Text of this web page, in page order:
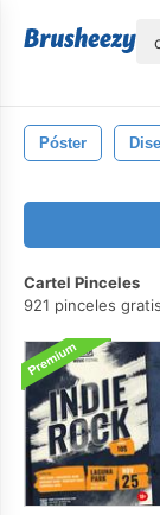
Póster
Cartel Pinceles
921 pinceles